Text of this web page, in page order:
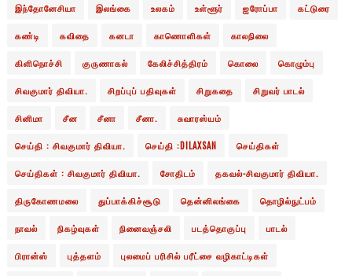
இந்தோனேசியா இலங்கை உலகம் உள்ளூர் ஐரோப்பா கட்டுரை
கண்டி கவிதை கனடா காணொளிகள் காலநிலை
கிளிநொச்சி குருணாகல் கேலிச்சித்திரம் கொலை கொழும்பு
சிவகுமார் திவியா. சிறப்புப் பதிவுகள் சிறுகதை சிறுவர் பாடல்
சினிமா சீன சீனா சீனா. சுவாரஸ்யம்
செய்தி : சிவகுமார் திவியா. செய்தி :DILAXSAN செய்திகள்
செய்திகள் : சிவகுமார் திவியா. சோதிடம் தகவல்-சிவகுமார் திவியா.
திருகோணமலை துப்பாக்கிச்சூடு தென்னிலங்கை தொழில்நுட்பம்
நாவல் நிகழ்வுகள் நினைவஞ்சலி படத்தொகுப்பு பாடல்
பிரான்ஸ் புத்தளம் புலமைப் பரிசில் பரீட்சை வழிகாட்டிகள்